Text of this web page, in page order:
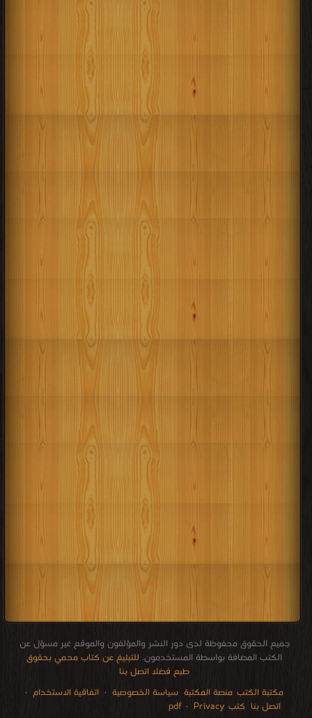
جميع الحقوق محفوظة لدى دور النشر والمؤلفون والموقع غير مسؤل عن
الكتب المضافة بواسطة المستخدمون. للتبليغ عن كتاب محمي بحقوق
طبع فضلا اتصل بنا
مكتبة الكتب منصة المكتبة سياسة الخصوصية · اتفاقية الاستخدام ·
اتصل بنا كتب pdf · Privacy